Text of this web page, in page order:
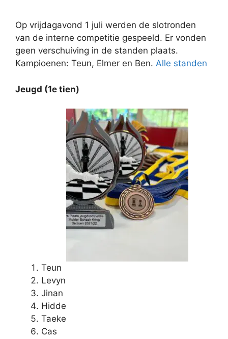
Op vrijdagavond 1 juli werden de slotronden
van de interne competitie gespeeld. Er vonden
geen verschuiving in de standen plaats.
Kampioenen: Teun, Elmer en Ben. Alle standen
Jeugd (1e tien)
Teun
Levyn
Jinan
Hidde
Taeke
Cas